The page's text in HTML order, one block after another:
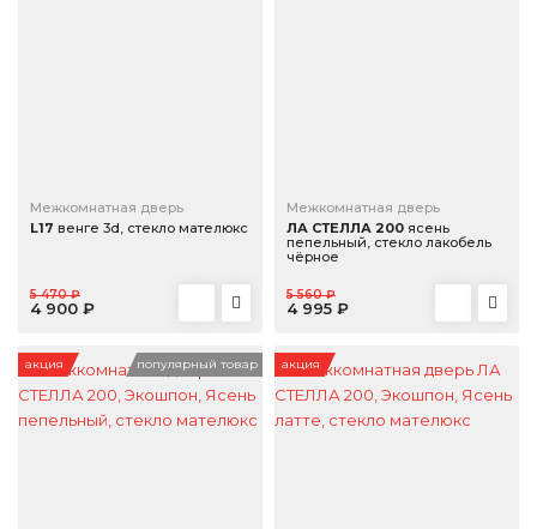
Межкомнатная дверь
L17 венге 3d, стекло мателюкс
4 900 ₽
5 470 ₽
Межкомнатная дверь
ЛА СТЕЛЛА 200 ясень
пепельный, стекло лакобель
чёрное
4 995 ₽
5 560 ₽
акция популярный товар акция